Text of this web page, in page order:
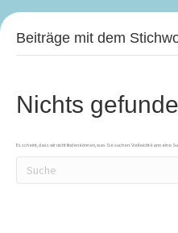
Beiträge mit dem
Nichts
Es scheint, dass wir nicht finden können, was Sie suchen. Vielleicht kann eine